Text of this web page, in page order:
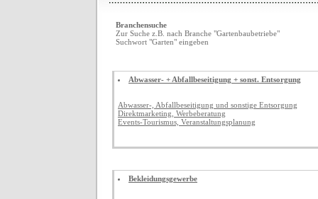
Branchensuche
Zur Suche z.B. nach Branche "Gartenbaubetriebe"
Suchwort "Garten" eingeben
Abwasser- + Abfallbeseitigung + sonst. Entsorgung
Abwasser-, Abfallbeseitigung und sonstige Entsorgung
Direktmarketing, Werbeberatung
Events-Tourismus, Veranstaltungsplanung
Bekleidungsgewerbe